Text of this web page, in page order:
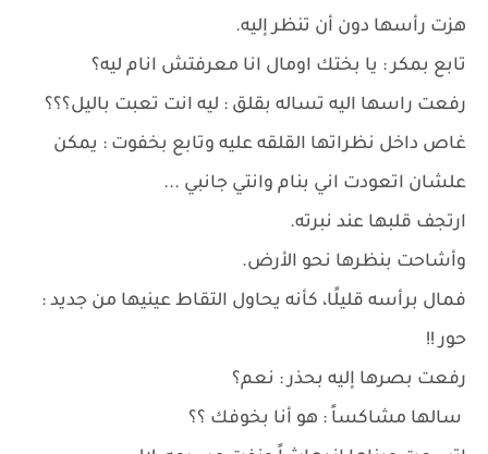
هزت رأسها دون أن تنظر إليه.
تابع بمكر : يا بختك اومال انا معرفتش انام ليه؟
رفعت راسها اليه تساله بقلق : ليه انت تعبت باليل؟؟؟
غاص داخل نظراتها القلقه عليه وتابع بخفوت : يمكن
علشان اتعودت اني بنام وانتي جانبي ...
ارتجف قلبها عند نبرته.
وأشاحت بنظرها نحو الأرض.
فمال برأسه قليلًا، كأنه يحاول التقاط عينيها من جديد :
حور !!
رفعت بصرها إليه بحذر : نعم؟
سالها مشاكساً : هو أنا بخوفك ؟؟